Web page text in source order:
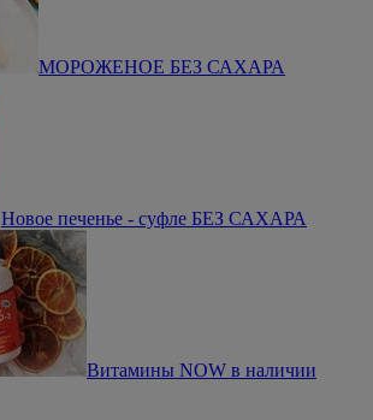
МОРОЖЕНОЕ БЕЗ САХАРА
Новое печенье - суфле БЕЗ САХАРА
Витамины NOW в наличии